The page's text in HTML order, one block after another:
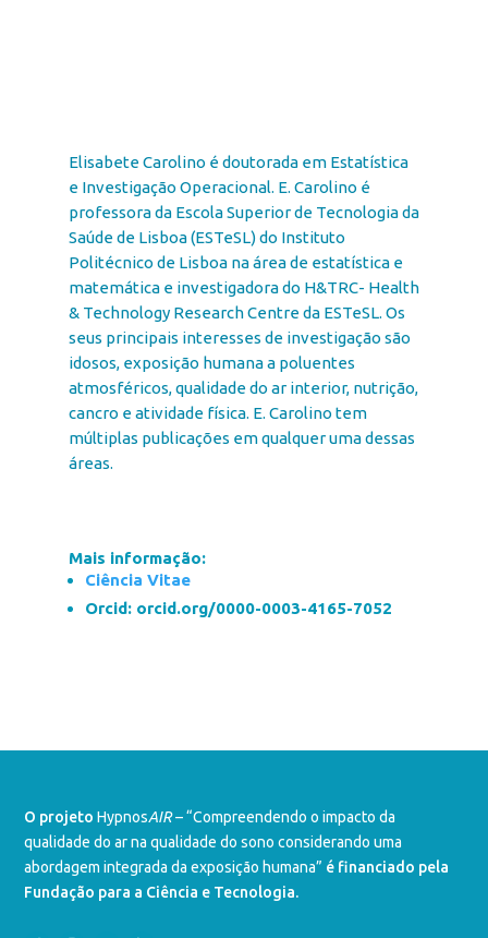
Elisabete Carolino é doutorada em Estatística
e Investigação Operacional. E. Carolino é
professora da Escola Superior de Tecnologia da
Saúde de Lisboa (ESTeSL) do Instituto
Politécnico de Lisboa na área de estatística e
matemática e investigadora do H&TRC- Health
& Technology Research Centre da ESTeSL. Os
seus principais interesses de investigação são
idosos, exposição humana a poluentes
atmosféricos, qualidade do ar interior, nutrição,
cancro e atividade física. E. Carolino tem
múltiplas publicações em qualquer uma dessas
áreas.
Mais informação:
Ciência Vitae
Orcid: orcid.org/0000-0003-4165-7052
O projetoHypnosAIR– “Compreendendo o impacto da
qualidade do ar na qualidade do sono considerando uma
abordagem integrada da exposição humana” é financiado pela
Fundação para a Ciência e Tecnologia.